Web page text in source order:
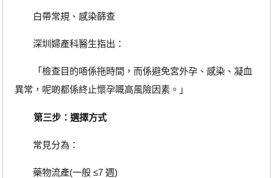
白帶常規、感染篩查
深圳婦產科醫生指出：
「檢查目的唔係拖時間，而係避免宮外孕、感染、凝血
異常，呢啲都係終止懷孕嘅高風險因素。」
第三步：選擇方式
常見分為：
藥物流產(一般 ≤7 週)